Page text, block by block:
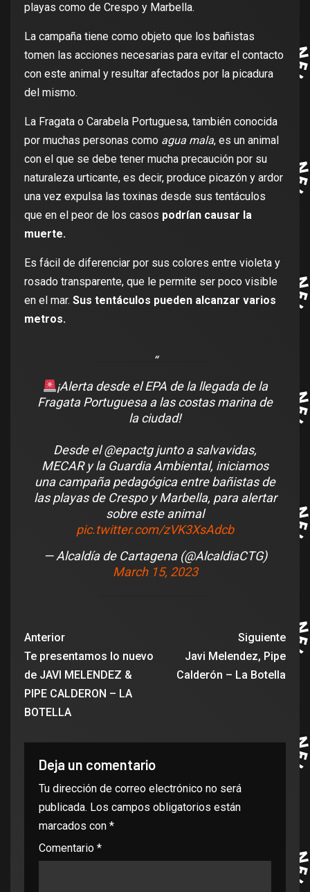
playas como de Crespo y Marbella.
La campaña tiene como objeto que los bañistas
tomen las acciones necesarias para evitar el contacto
con este animal y resultar afectados por la picadura
del mismo.
La Fragata o Carabela Portuguesa, también conocida
por muchas personas como agua mala, es un animal
con el que se debe tener mucha precaución por su
naturaleza urticante, es decir, produce picazón y ardor
una vez expulsa las toxinas desde sus tentáculos
que en el peor de los casos podrían causar la
muerte.
Es fácil de diferenciar por sus colores entre violeta y
rosado transparente, que le permite ser poco visible
en el mar. Sus tentáculos pueden alcanzar varios
metros.
¡Alerta desde el EPA de la llegada de la
Fragata Portuguesa a las costas marina de
la ciudad!
Desde el @epactg junto a salvavidas,
MECAR y la Guardia Ambiental, iniciamos
una campaña pedagógica entre bañistas de
las playas de Crespo y Marbella, para alertar
sobre este animal
pic.twitter.com/zVK3XsAdcb
— Alcaldía de Cartagena (@AlcaldiaCTG)
March 15, 2023
Anterior
Te presentamos lo nuevo
de JAVI MELENDEZ &
PIPE CALDERON – LA
BOTELLA
Siguiente
Javi Melendez, Pipe
Calderón – La Botella
Deja un comentario
Tu dirección de correo electrónico no será
publicada. Los campos obligatorios están
marcados con *
Comentario *